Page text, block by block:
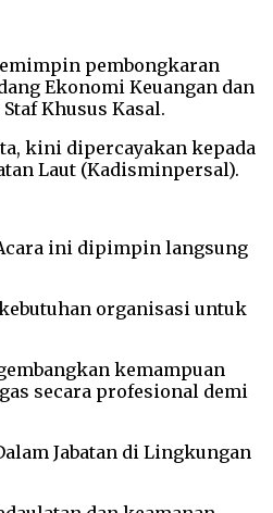
pembongkaran
Ekonomi Keuangan dan
Khusus Kasal.
kini dipercayakan kepada
Laut (Kadisminpersal).
ini dipimpin langsung
organisasi untuk
kemampuan
secara profesional demi
Jabatan di Lingkungan